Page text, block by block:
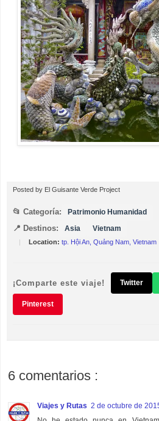
Posted by El Guisante Verde Project
📂 Categoría: Patrimonio Humanidad
📍 Destinos: Asia Vietnam
| Location: tp. Hội An, Quảng Nam, Vietnam
¡Comparte este viaje! Twitter
Pinterest
6 comentarios :
Viajes y Rutas 2 de octubre de